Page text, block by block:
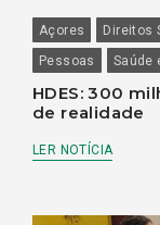
Açores Direitos
Pessoas
Saúde
HDES: 300
de realidade
LER NOTÍCIA